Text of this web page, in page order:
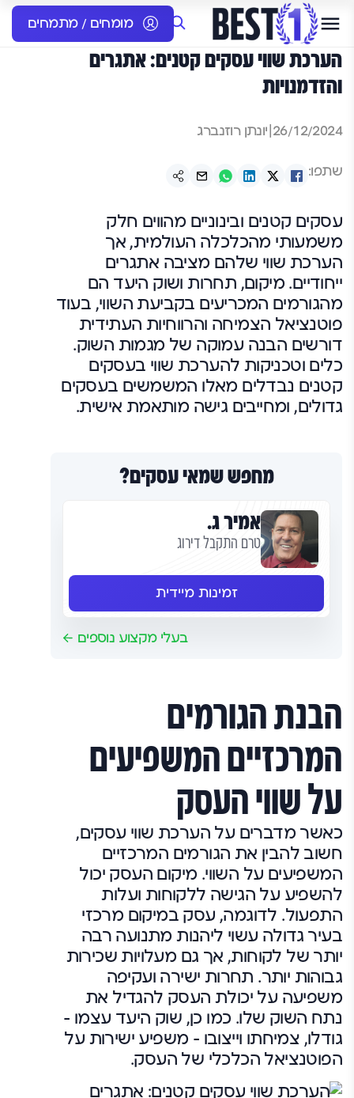
מומחים / מתמחים
הערכת שווי עסקים קטנים: אתגרים
והזדמנויות
26/12/2024 יונתן רוזנברג
שתפו:
עסקים קטנים ובינוניים מהווים חלק
משמעותי מהכלכלה העולמית, אך
הערכת שווי שלהם מציבה אתגרים
ייחודיים. מיקום, תחרות ושוק היעד הם
מהגורמים המכריעים בקביעת השווי, בעוד
פוטנציאל הצמיחה והרווחיות העתידית
דורשים הבנה עמוקה של מגמות השוק.
כלים וטכניקות להערכת שווי בעסקים
קטנים נבדלים מאלו המשמשים בעסקים
גדולים, ומחייבים גישה מותאמת אישית.
מחפש שמאי עסקים?
אמיר ג.
טרם התקבל דירוג
זמינות מיידית
בעלי מקצוע נוספים
הבנת הגורמים
המרכזיים המשפיעים
על שווי העסק
כאשר מדברים על הערכת שווי עסקים,
חשוב להבין את הגורמים המרכזיים
המשפיעים על השווי. מיקום העסק יכול
להשפיע על הגישה ללקוחות ועלות
התפעול. לדוגמה, עסק במיקום מרכזי
בעיר גדולה עשוי ליהנות מתנועה רבה
יותר של לקוחות, אך גם מעלויות שכירות
גבוהות יותר. תחרות ישירה ועקיפה
משפיעה על יכולת העסק להגדיל את
נתח השוק שלו. כמו כן, שוק היעד עצמו –
גודלו, צמיחתו וייצובו – משפיע ישירות על
הפוטנציאל הכלכלי של העסק.